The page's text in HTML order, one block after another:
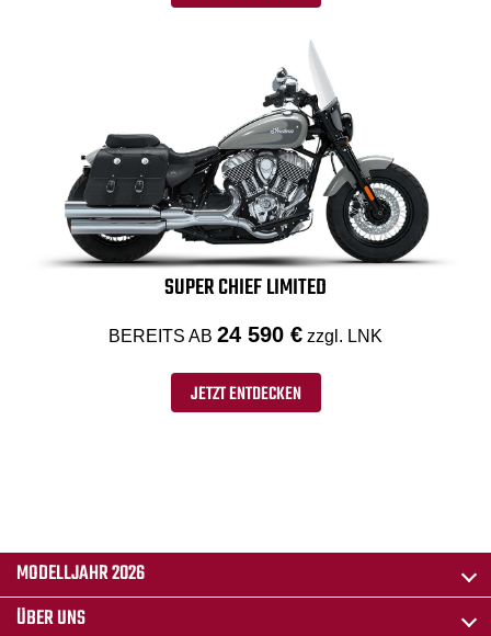
SUPER CHIEF LIMITED
BEREITS AB 24 590 € zzgl. LNK
JETZT ENTDECKEN
MODELLJAHR 2026
ÜBER UNS